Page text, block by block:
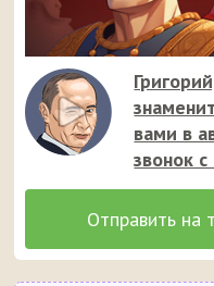
вами в
звонок